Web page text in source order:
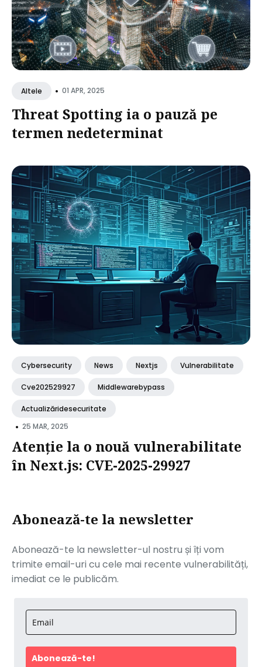
Altele • 01 APR, 2025
Threat Spotting ia o pauză pe
termen nedeterminat
Cybersecurity News Nextjs Vulnerabilitate
Cve202529927 Middlewarebypass
Actualizăridesecuritate
• 25 MAR, 2025
Atenție la o nouă vulnerabilitate
în Next.js: CVE-2025-29927
Abonează-te la newsletter
Abonează-te la newsletter-ul nostru și îți vom
trimite email-uri cu cele mai recente vulnerabilități,
imediat ce le publicăm.
Abonează-te!